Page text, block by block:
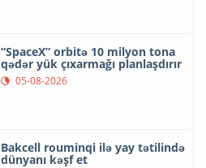
“SpaceX” orbitə 10 milyon tona
qədər yük çıxarmağı planlaşdırır
05-08-2026
Bakcell rouminqi ilə yay tətilində
dünyanı kəşf et